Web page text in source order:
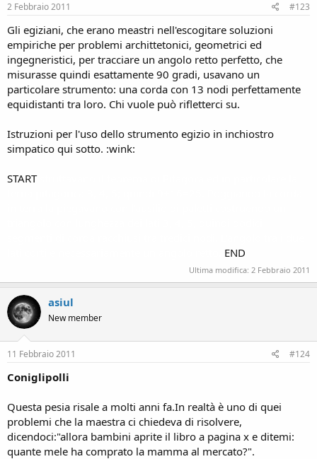
2 Febbraio 2011 #123
Gli egiziani, che erano meastri nell'escogitare soluzioni
empiriche per problemi archittetonici, geometrici ed
ingegneristici, per tracciare un angolo retto perfetto, che
misurasse quindi esattamente 90 gradi, usavano un
particolare strumento: una corda con 13 nodi perfettamente
equidistanti tra loro. Chi vuole può rifletterci su.
Istruzioni per l'uso dello strumento egizio in inchiostro
simpatico qui sotto. :wink:
START
END
Ultima modifica: 2 Febbraio 2011
asiul
New member
11 Febbraio 2011 #124
Coniglipolli
Questa pesia risale a molti anni fa.In realtà è uno di quei
problemi che la maestra ci chiedeva di risolvere,
dicendoci:"allora bambini aprite il libro a pagina x e ditemi:
quante mele ha comprato la mamma al mercato?".